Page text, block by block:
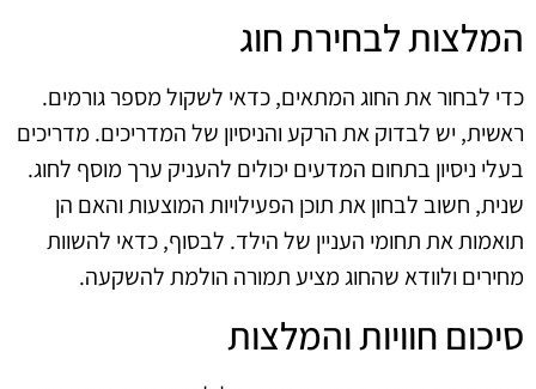
המלצות לבחירת חוג
כדי לבחור את החוג המתאים, כדאי לשקול מספר גורמים.
ראשית, יש לבדוק את הרקע והניסיון של המדריכים. מדריכים
בעלי ניסיון בתחום המדעים יכולים להעניק ערך מוסף לחוג.
שנית, חשוב לבחון את תוכן הפעילויות המוצעות והאם הן
תואמות את תחומי העניין של הילד. לבסוף, כדאי להשוות
מחירים ולוודא שהחוג מציע תמורה הולמת להשקעה.
סיכום חוויות והמלצות